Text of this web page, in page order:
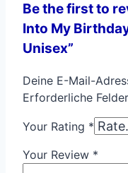
Be the first to
Into My
Unisex”
Deine E-Mail-
Erforderliche
Your Rating *
Your Review *